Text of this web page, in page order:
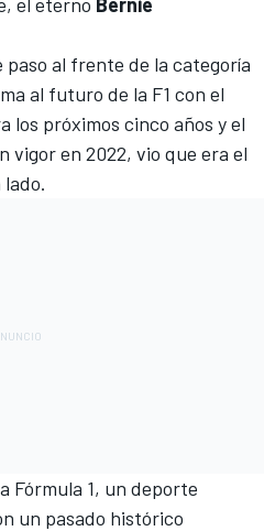
paso al frente de la categoría
al futuro de la F1 con el
los próximos cinco años y el
vigor en 2022, vio que era el
Fórmula 1, un deporte
un pasado histórico